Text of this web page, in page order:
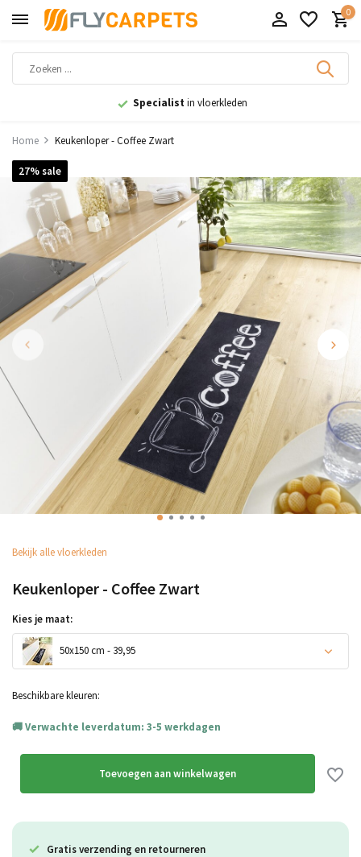
0
9,1uit 11.000+ beoordelingen
Home Keukenloper - Coffee Zwart
27% sale
Bekijk alle vloerkleden
Keukenloper - Coffee Zwart
Kies je maat:
50x150 cm - 39,95
Beschikbare kleuren:
Verwachte leverdatum: 3-5 werkdagen
Toevoegen aan winkelwagen
Gratis verzending en retourneren